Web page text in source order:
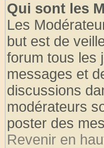
Qui sont les
Les
but est de
forum tous les
messages et
discussions
modérateurs
poster des
Revenir en